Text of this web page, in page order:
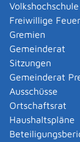
Volkshochschule
Freiwillige
Gremien
Gemeinderat
Sitzungen
Gemeinderat
Ausschüsse
Ortschaftsrat
Haushaltspläne
Betriebe.
die
Gemeinde